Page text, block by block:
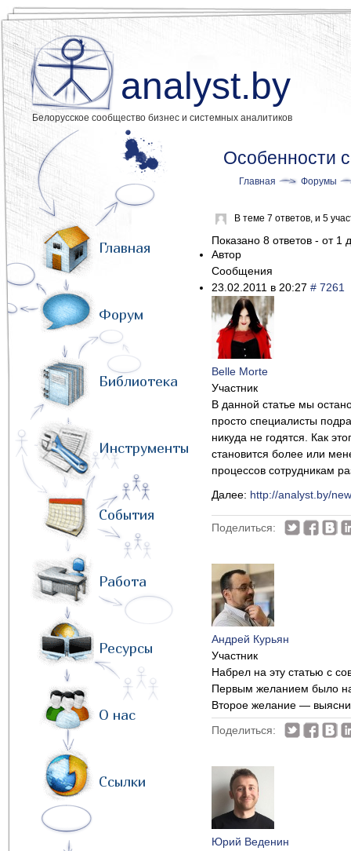
analyst.by
Белорусское сообщество бизнес и системных аналитиков
Главная
Форум
Библиотека
Инструменты
События
Работа
Ресурсы
О нас
Ссылки
Особенности
Главная Форумы
В теме 7 ответов, и 5
Показано 8 ответов - от 1
Автор
Сообщения
23.02.2011 в 20:27 # 7261
Belle Morte
Участник
В данной статье мы
просто специалисты
никуда не годятся. Как
становится более или
процессов сотрудникам
Далее: http://analyst.by/
Поделиться:
Андрей Курьян
Участник
Набрел на эту статью с
Первым желанием было
Второе желание —
Поделиться:
Юрий Веденин